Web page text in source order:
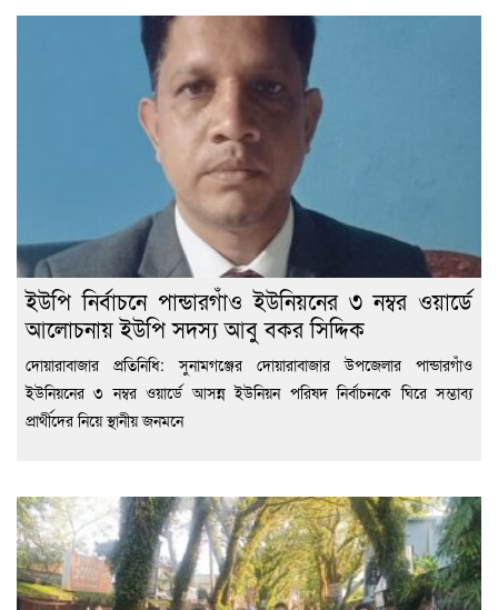
ইউপি নির্বাচনে পান্ডারগাঁও ইউনিয়নের ৩ নম্বর ওয়ার্ডে
আলোচনায় ইউপি সদস্য আবু বকর সিদ্দিক
দোয়ারাবাজার প্রতিনিধি: সুনামগঞ্জের দোয়ারাবাজার উপজেলার পান্ডারগাঁও
ইউনিয়নের ৩ নম্বর ওয়ার্ডে আসন্ন ইউনিয়ন পরিষদ নির্বাচনকে ঘিরে সম্ভাব্য
প্রার্থীদের নিয়ে স্থানীয় জনমনে